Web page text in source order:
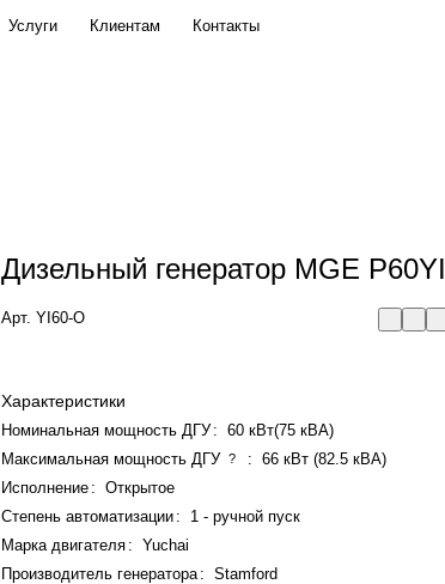
Услуги Клиентам Контакты
Дизельный генератор MGE P60YI
Арт.YI60-O
Характеристики
Номинальная мощность ДГУ:
60 кВт(75 кВА)
Максимальная мощность ДГУ ? :
66 кВт (82.5 кВА)
Исполнение :
Открытое
Степень автоматизации :
1 - ручной пуск
Марка двигателя :
Yuchai
Производитель генератора:
Stamford